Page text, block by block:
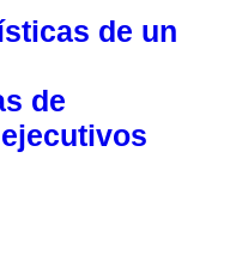
de un
de